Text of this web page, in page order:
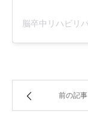
前の記事